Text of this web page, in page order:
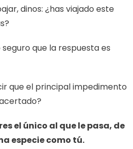
dinos: ¿has viajado este
que la respuesta es
que el principal impedimento
el único al que le pasa, de
especie como tú.